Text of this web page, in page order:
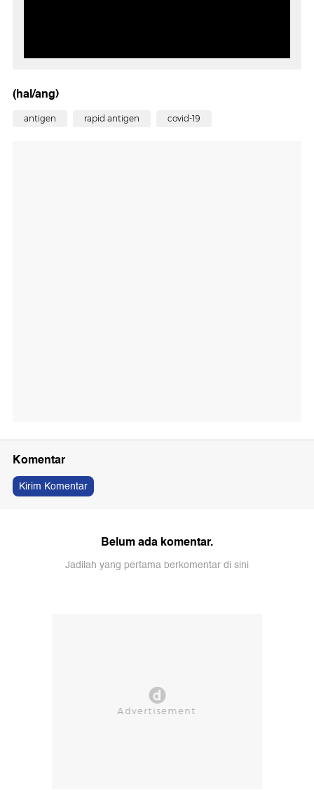
(hal/ang)
antigen rapid antigen covid-19
Komentar
Kirim Komentar
Belum ada komentar.
Jadilah yang pertama berkomentar di sini